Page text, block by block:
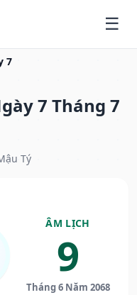
7
7 Tháng 7
Tý
ÂM LỊCH
9
Tháng 6 Năm 2068